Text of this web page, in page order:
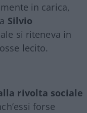
in carica,
Silvio
si riteneva in
lecito.
rivolta sociale
forse